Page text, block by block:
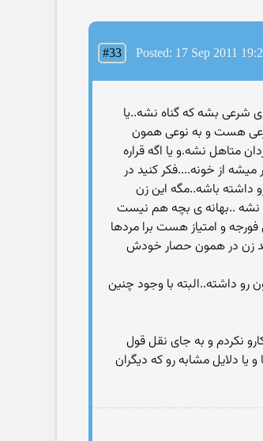
#33 Posted: 17 Sep 2011
شرعی بشه که گناه نشه..یا
هست و به نوعی همون
نشه.و یا اگه قراره
از خونه....فکر کنید در
داشته باشه..مگه این زن
نشه ..بهانه ی بچه هم نیست
و امتیاز هست برا مردها
حالشو می برن هم گناه نکردند..بعد زن در همون حصار خودش
داشته..البته با وجود چنین
نکردم و به جای نقل قول
دلایل مشابه رو که دیگران